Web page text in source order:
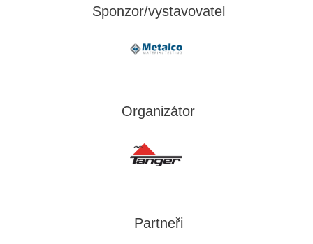
Sponzor/vystavovatel
Organizátor
Partneři